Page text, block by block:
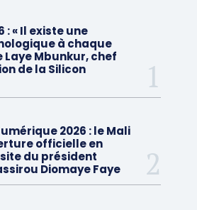
: « Il existe une
à chaque
Laye Mbunkur, chef
de la Silicon
2026 : le Mali
officielle en
du président
Diomaye Faye